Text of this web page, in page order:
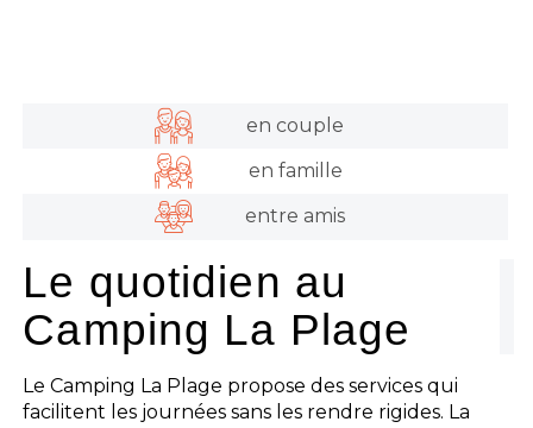
en couple
en famille
entre amis
Le quotidien au
Camping La Plage
Le Camping La Plage propose des services qui
facilitent les journées sans les rendre rigides. La